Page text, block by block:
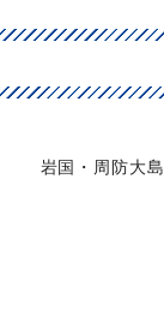
岩国・周防大島